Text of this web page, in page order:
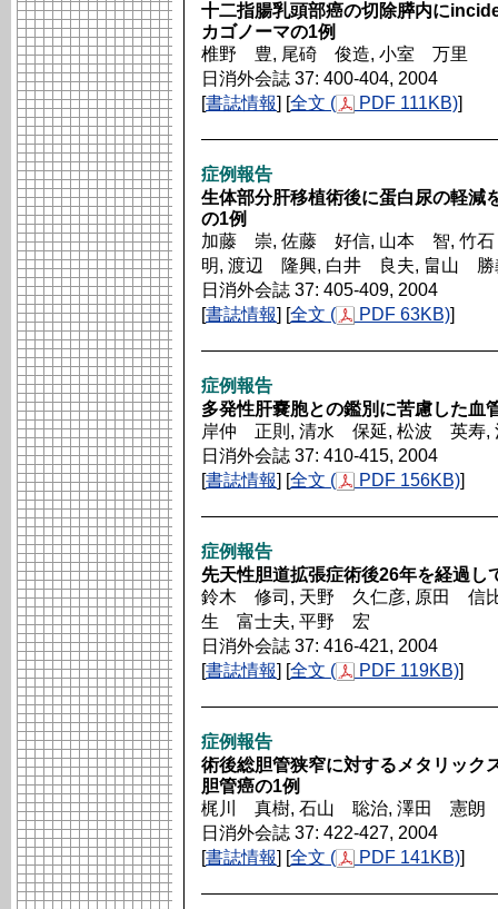
十二指腸乳頭部癌の切除膵内に
カゴノーマの1例
椎野 豊, 尾碕 俊造, 小室 万里
日消外会誌 37: 400-404, 2004
[書誌情報] [全文 ( PDF 111KB)]
症例報告
生体部分肝移植術後に蛋白尿の軽減
の1例
加藤 崇, 佐藤 好信, 山本 智, 竹
明, 渡辺 隆興, 白井 良夫, 畠山 勝
日消外会誌 37: 405-409, 2004
[書誌情報] [全文 ( PDF 63KB)]
症例報告
多発性肝嚢胞との鑑別に苦慮した血
岸仲 正則, 清水 保延, 松波 英寿,
日消外会誌 37: 410-415, 2004
[書誌情報] [全文 ( PDF 156KB)]
症例報告
先天性胆道拡張症術後26年を経過し
鈴木 修司, 天野 久仁彦, 原田 信
生 富士夫, 平野 宏
日消外会誌 37: 416-421, 2004
[書誌情報] [全文 ( PDF 119KB)]
症例報告
術後総胆管狭窄に対するメタリック
胆管癌の1例
梶川 真樹, 石山 聡治, 澤田 憲朗
日消外会誌 37: 422-427, 2004
[書誌情報] [全文 ( PDF 141KB)]